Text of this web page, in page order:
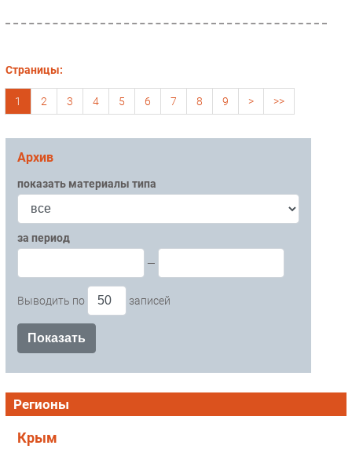
Страницы:
1 2 3 4 5 6 7 8 9 > >>
Архив
показать материалы типа
за период
—
Выводить по записей
Регионы
Крым